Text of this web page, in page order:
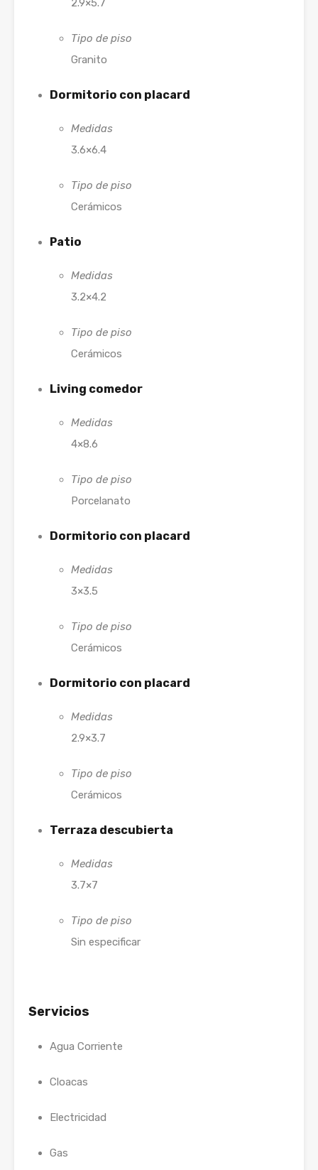
2.9×5.7
Tipo de piso
Granito
Dormitorio con placard
Medidas
3.6×6.4
Tipo de piso
Cerámicos
Patio
Medidas
3.2×4.2
Tipo de piso
Cerámicos
Living comedor
Medidas
4×8.6
Tipo de piso
Porcelanato
Dormitorio con placard
Medidas
3×3.5
Tipo de piso
Cerámicos
Dormitorio con placard
Medidas
2.9×3.7
Tipo de piso
Cerámicos
Terraza descubierta
Medidas
3.7×7
Tipo de piso
Sin especificar
Servicios
Agua Corriente
Cloacas
Electricidad
Gas